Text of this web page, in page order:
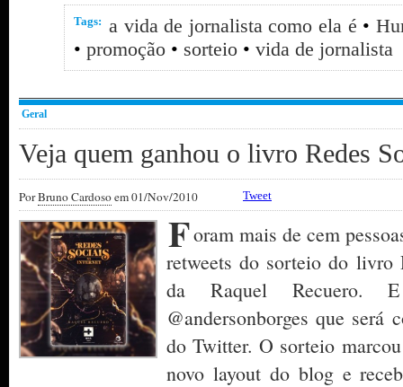
Tags: a vida de jornalista como ela é •
• promoção • sorteio • vida de jornalista
Geral
Veja quem ganhou o livro Redes
PorBruno Cardosoem 01/Nov/2010 Tweet
Foram mais de cem
retweets do sorteio do livro
da Raquel
@andersonborges que será
do Twitter. O sorteio
novo layout do blog e